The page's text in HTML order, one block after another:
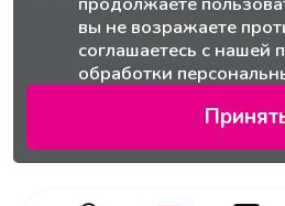
вы не возражаете
соглашаетесь с нашей
обработки